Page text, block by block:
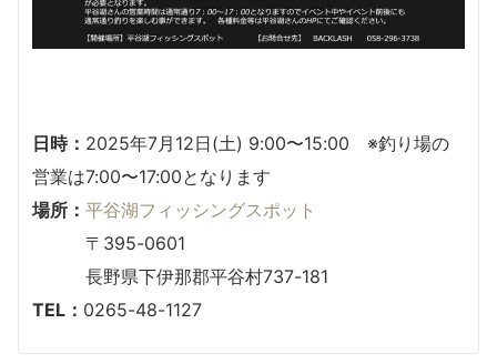
日時： 2025年7月12日(土) 9:00〜15:00 ※釣り場の
営業は7:00〜17:00となります
場所： 平谷湖フィッシングスポット
〒395-0601
長野県下伊那郡平谷村737-181
TEL： 0265-48-1127